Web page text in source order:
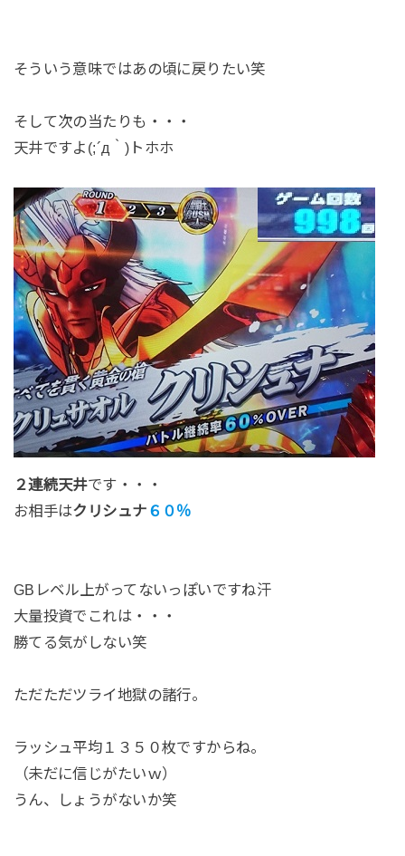
そういう意味ではあの頃に戻りたい笑
そして次の当たりも・・・
天井ですよ(;´д｀)トホホ
２連続天井です・・・
お相手はクリシュナ ６０％
GBレベル上がってないっぽいですね汗
大量投資でこれは・・・
勝てる気がしない笑
ただただツライ地獄の諸行。
ラッシュ平均１３５０枚ですからね。
（未だに信じがたいｗ）
うん、しょうがないか笑